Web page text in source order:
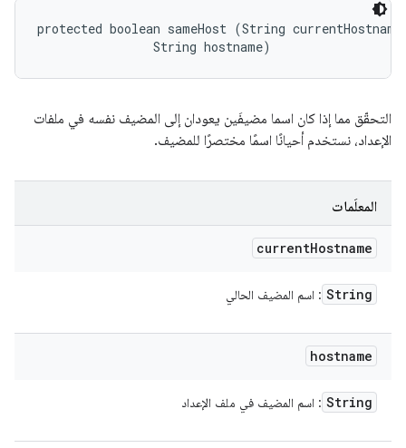
protected boolean sameHost (String
                String hostname)
التحقّق مما إذا كان اسما مضيفَين يعودان إلى المضيف نفسه في ملفات
الإعداد، نستخدم أحيانًا اسمًا مختصرًا للمضيف.
المعلَمات
currentHostname
String : اسم المضيف الحالي
hostname
String : اسم المضيف في ملف الإعداد